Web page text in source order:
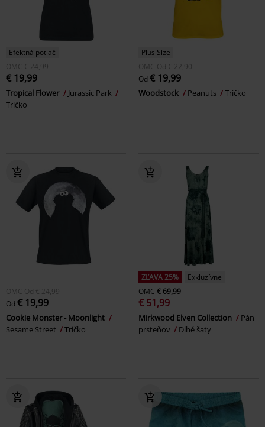
Efektná potlač
OMC € 24,99
€ 19,99
Tropical Flower
Jurassic Park
Tričko
Plus Size
OMC Od € 22,90
Od € 19,99
Woodstock Peanuts Tričko
OMC Od € 24,99
Od € 19,99
Cookie Monster - Moonlight
Sesame Street
Tričko
ZĽAVA 25%
Exkluzívne
OMC € 69,99
€ 51,99
Mirkwood Elven Collection
Pán
prsteňov
Dlhé šaty